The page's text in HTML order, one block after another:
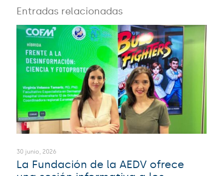
Entradas relacionadas
30 junio, 2026
La Fundación de la AEDV ofrece